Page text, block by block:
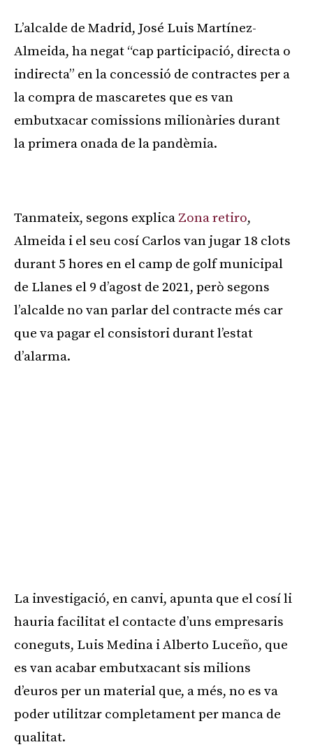
L’alcalde de Madrid, José Luis Martínez-
Almeida, ha negat “cap participació, directa o
indirecta” en la concessió de contractes per a
la compra de mascaretes que es van
embutxacar comissions milionàries durant
la primera onada de la pandèmia.
Tanmateix, segons explica Zona retiro,
Almeida i el seu cosí Carlos van jugar 18 clots
durant 5 hores en el camp de golf municipal
de Llanes el 9 d’agost de 2021, però segons
l’alcalde no van parlar del contracte més car
que va pagar el consistori durant l’estat
d’alarma.
La investigació, en canvi, apunta que el cosí li
hauria facilitat el contacte d’uns empresaris
coneguts, Luis Medina i Alberto Luceño, que
es van acabar embutxacant sis milions
d’euros per un material que, a més, no es va
poder utilitzar completament per manca de
qualitat.